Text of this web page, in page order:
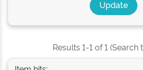
Results 1-1 of 1